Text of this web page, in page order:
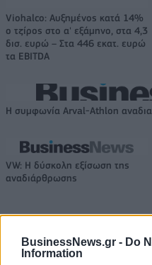
BusinessNews.gr - Do
Information
Viohalco: Αυξημένος κατά 14%
ο τζίρος στο α' εξάμηνο, στα 4,3
δισ. ευρώ – Στα 446 εκατ. ευρώ
τα EBITDA
Η συμφωνία Arval-Athlon
VW: Η δύσκολη εξίσωση της
αναδιάρθρωσης
Alpha Bank: Για πρώτη φορά το
πύλες του σε όλους